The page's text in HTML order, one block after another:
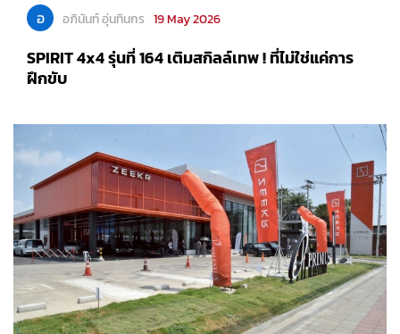
อ อภินันท์ อุ่นทินกร 19 May 2026
SPIRIT 4x4 รุ่นที่ 164 เติมสกิลล์เทพ ! ที่ไม่ใช่แค่การ
ฝึกขับ